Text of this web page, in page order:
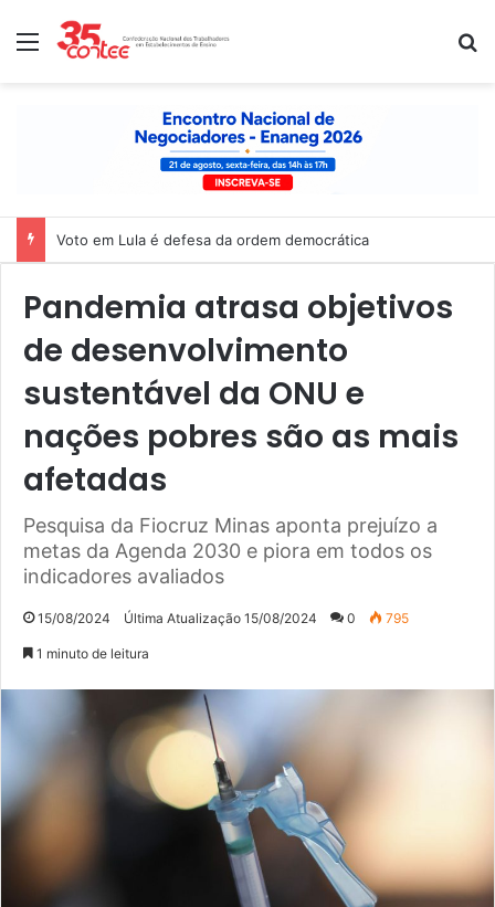
Menu
Voto em Lula é defesa da ordem democrática
Pandemia atrasa objetivos
de desenvolvimento
sustentável da ONU e
nações pobres são as mais
afetadas
Pesquisa da Fiocruz Minas aponta prejuízo a
metas da Agenda 2030 e piora em todos os
indicadores avaliados
15/08/2024 Última Atualização 15/08/2024 0 795
1 minuto de leitura